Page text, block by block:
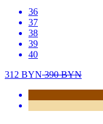
36
37
38
39
40
312 BYN390BYN